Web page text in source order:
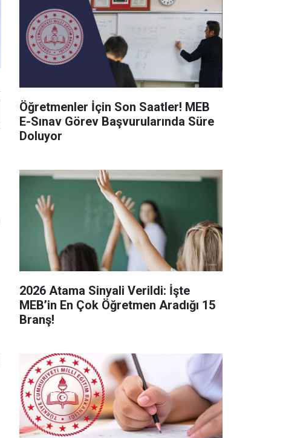
Öğretmenler İçin Son Saatler! MEB
E-Sınav Görev Başvurularında Süre
Doluyor
2026 Atama Sinyali Verildi: İşte
MEB’in En Çok Öğretmen Aradığı 15
Branş!